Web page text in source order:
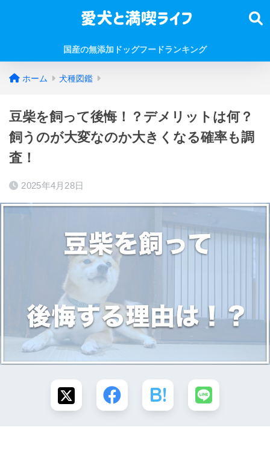
国産の無添加ドッグフードランキング
ホーム 犬種図鑑
豆柴を飼って後悔！？デメリットは何？
飼うのが大変なのか大きくなる確率も調
査！
2025年4月28日